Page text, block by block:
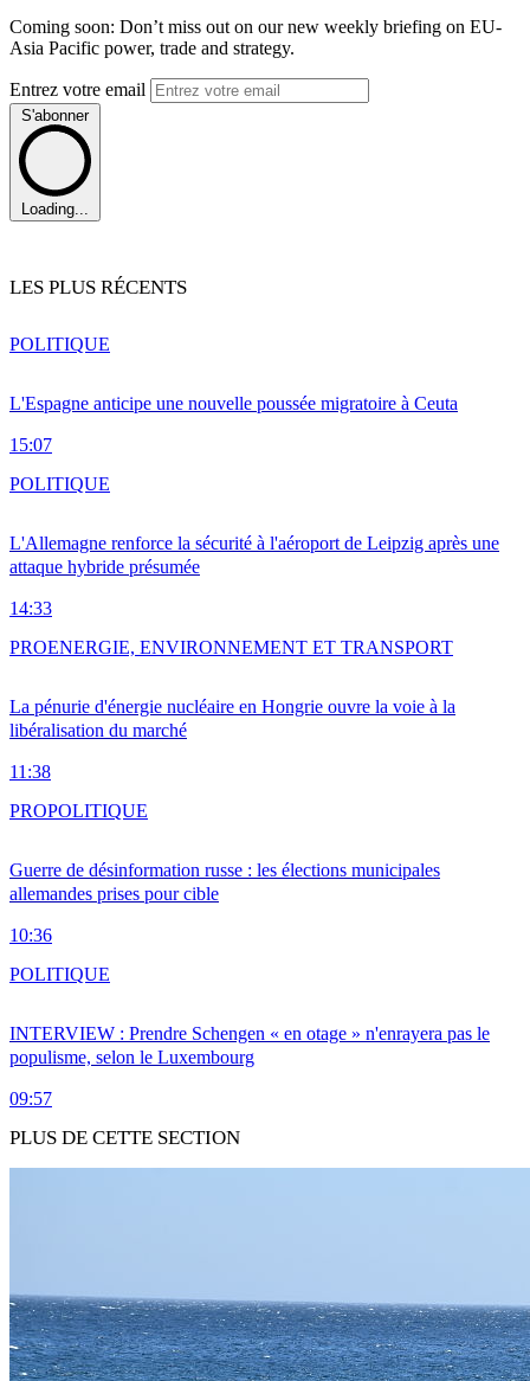
Coming soon: Don’t miss out on our new weekly briefing on EU-
Asia Pacific power, trade and strategy.
Entrez votre email
S'abonner
Loading...
LES PLUS RÉCENTS
L'Espagne anticipe une nouvelle poussée migratoire à Ceuta
15:07
POLITIQUE
L'Allemagne renforce la sécurité à l'aéroport de Leipzig après une
attaque hybride présumée
14:33
POLITIQUE
La pénurie d'énergie nucléaire en Hongrie ouvre la voie à la
libéralisation du marché
11:38
PROENERGIE, ENVIRONNEMENT ET TRANSPORT
Guerre de désinformation russe : les élections municipales
allemandes prises pour cible
10:36
PROPOLITIQUE
INTERVIEW : Prendre Schengen « en otage » n'enrayera pas le
populisme, selon le Luxembourg
09:57
POLITIQUE
PLUS DE CETTE SECTION